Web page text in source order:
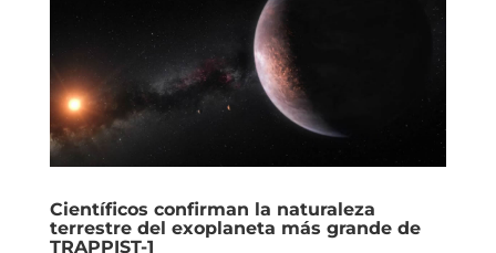
Científicos confirman la naturaleza
terrestre del exoplaneta más grande de
TRAPPIST-1